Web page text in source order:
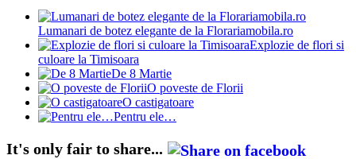
Lumanari de botez elegante de la Florariamobila.ro
Explozie de flori si
culoare la Timisoara
De 8 Martie
O poveste de Florii
O castigatoare
Pentru ele…
It's only fair to share...